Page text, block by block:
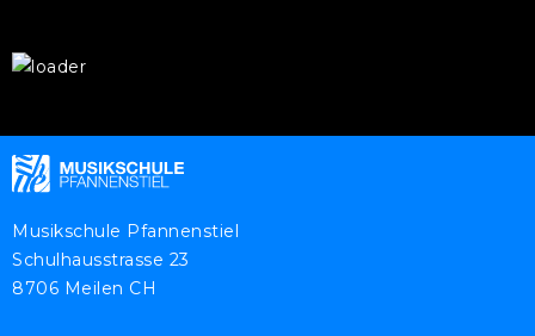
Musikschule Pfannenstiel
Schulhausstrasse 23
8706 Meilen CH